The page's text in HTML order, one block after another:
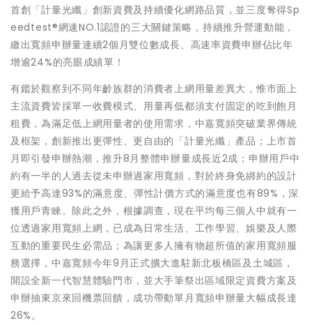
首創「計量光纖」創新資費及持續優化網路品質，並三度奪得Sp
eedtest®網速NO.1認證的三大關鍵策略，持續推升營運動能，
繳出寬頻申辦量連續2個月雙位數成長、高速率資費申辦佔比年
增逾24%的亮眼成績單！
有鑑於觀察到不同年齡族群的消費者上網用量差異大，惟市面上
主流資費皆採單一收費模式、用量再低都須支付固定的吃到飽月
租費，為滿足低上網用量者的使用需求，中嘉寬頻突破業界傳統
及框架，創新推出更彈性、更自由的「計量光纖」產品；上市首
月即引發申辦熱潮，推升8月整體申辦量成長近2成；申辦用戶中
約有一半的人過去從未申辦過家用寬頻，對於終身免綁約的設計
更給予高達93%的滿意度、彈性計價方式的滿意度也有89%，深
獲用戶青睞。除此之外，根據調查，現在平均每三個人中就有一
位透過家用寬頻上網，已成為日常生活、工作學習、娛樂及人際
互動的重要民生必需品；為讓更多人擁有物超所值的家用寬頻服
務選擇，中嘉寬頻今年9月正式擴大進駐新北板橋區及土城區，
開設全新一代智慧體驗門市，並大手筆祭出區域限定資費方案及
申辦抽東京來回機票回饋，成功帶動單月寬頻申辦量大幅成長達
26%。